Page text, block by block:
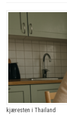
kjæresten i Thailand